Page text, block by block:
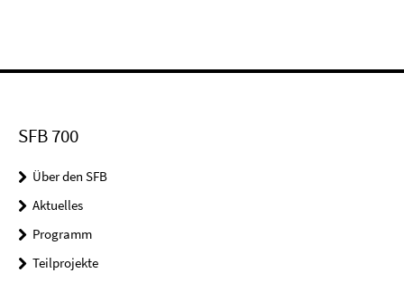
SFB 700
Über den SFB
Aktuelles
Programm
Teilprojekte